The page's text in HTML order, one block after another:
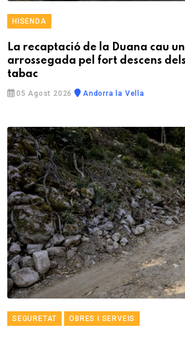
HISENDA
La recaptació de la Duana cau
arrossegada pel fort descens
tabac
05 Agost 2026 Andorra la Vella
SEGURETAT OBRES I SERVEIS